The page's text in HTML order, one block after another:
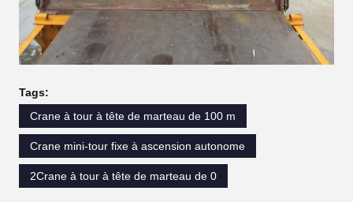
Tags:
Crane à tour à tête de marteau de 100 m
Crane mini-tour fixe à ascension autonome
2Crane à tour à tête de marteau de 0